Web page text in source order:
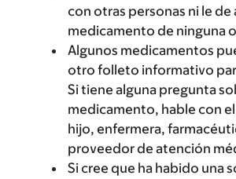
con otras personas ni le de
medicamento de ninguna
Algunos medicamentos
otro folleto informativo
Si tiene alguna pregunta
medicamento, hable con
hijo, enfermera,
proveedor de atención
Si cree que ha habido una